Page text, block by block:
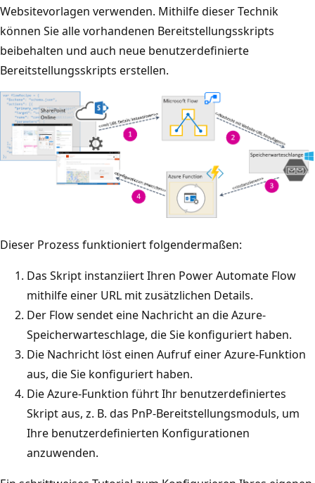
Websitevorlagen verwenden. Mithilfe dieser Technik
können Sie alle vorhandenen Bereitstellungsskripts
beibehalten und auch neue benutzerdefinierte
Bereitstellungsskripts erstellen.
Dieser Prozess funktioniert folgendermaßen:
Das Skript instanziiert Ihren Power Automate Flow
mithilfe einer URL mit zusätzlichen Details.
Der Flow sendet eine Nachricht an die Azure-
Speicherwarteschlage, die Sie konfiguriert haben.
Die Nachricht löst einen Aufruf einer Azure-Funktion
aus, die Sie konfiguriert haben.
Die Azure-Funktion führt Ihr benutzerdefiniertes
Skript aus, z. B. das PnP-Bereitstellungsmoduls, um
Ihre benutzerdefinierten Konfigurationen
anzuwenden.